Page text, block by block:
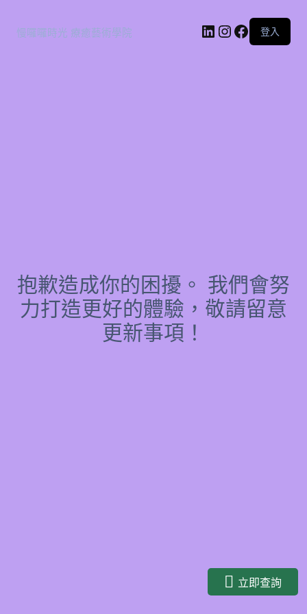
慢囉囉時光 療癒藝術學院 登入
抱歉造成你的困擾。 我們會努
力打造更好的體驗，敬請留意
更新事項！
立即查詢